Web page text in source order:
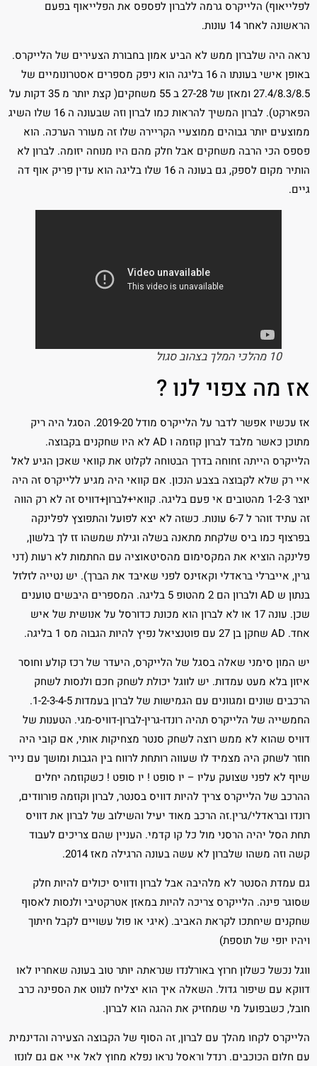
לפלייאוף) הלייקרס גרמה ללברון לפספס את הפלייאוף בפעם
הראשונה לאחר 14 עונות.
נראה היה שלברון ממש לא הביע אמון בחבורת הצעירים של הלייקרס.
באופן אישי בעונתו ה 16 בליגה הוא ניפק מספרים אסטרונומיים של
27.4/8.3/8.5 ומאזן של 27-28 ב 55 משחקים( קצת יותר מ 35 דקות על
הפארקט). לברון המשיך להראות כמו לברון וזה שבעונה ה 16 שלו השיג
ממוצעים יותר גבוהים ממוצעיי הקריירה שלו זה מעורר הערכה. הוא
פספס הכי הרבה משחקים אבל חלק מהם היו מנוחה יזומה. לברון לא
הותיר מקום לספק, גם בעונה ה 16 שלו בליגה הוא עדין פריק אוף דה
גיים.
10 מהלכי המלך בצהוב סגול
אז מה צפוי לנו ?
אז עכשיו אפשר לדבר על הלייקרס מודל 2019-20. הסגל היה ריק
מתוכן כאשר מלבד לברון קוזמה ו AD לא היו שחקנים בקבוצה.
הלייקרס הייתה זחוחה בדרך הבטוחה לקלוט את קוואי שאכן הגיע לאל
איי רק שלא לקבוצה בצבע הנכון. אם קוואי היה מגיע ללייקרס זה היה
יוצר 1-2-3 מהטובים אי פעם בליגה. קוואי+לברון+דוויס זה לא רק הווה
זה עתיד זוהר ל 6-7 עונות. כשזה לא יצא לפועל והתפוצץ לפלינקה
בפרצוף כמו ביס שלקחת מתאנה בשלה וגילת שמשהו זז לך בלשון,
פלינקה הוציא את המקסימום מהסיטאוציה עם החתמות לא רעות (דני
גרין, אייברלי בראדלי וקאזינס לפני שאיבד את הברך). יש נטייה לזלזל
בנתון ש AD ולברון הם 2 מהטופ 5 בליגה. המספרים היבשים טוענים
שכן. עונה 17 או לא לברון הוא מכונת כדורסל על אנושית של איש
אחד. AD שחקן בן 27 עם פוטנציאל נפיץ להיות הגבוה מס 1 בליגה.
יש המון סימני שאלה בסגל של הלייקרס, היעדר של רכז קולע וחוסר
איזון בלא מעט עמדות. יש לווגל יכולת לשחק חכם ולנסות לשחק
הרכבים שונים ומגוונים עם הגמישות של לברון בעמדות 1-2-3-4-5.
החמשייה של הלייקרס תהיה רונדו-גרין-לברון-דוויס-מגי. הטענות של
דוויס שהוא לא ממש רוצה לשחק סנטר מצחיקות אותי, אם קובי היה
חוזר לשחק היה מצמיד לו שעווה רותחת לרווח בין הגבות ומושך עם נייר
שיוף לא לפני שצועק עליו – יו סופט ! יו סופט ! כשקוזמה יחלים
ההרכב של הלייקרס צריך להיות דוויס בסנטר, לברון וקוזמה פורוודים,
רונדו ובראדלי/גרין.זה הרכב מאוד יעיל והשילוב של לברון את דוויס
תחת הסל יהיה הרסני מול כל קו קדמי. העניין שהם צריכים לעבוד
קשה וזה משהו שלברון לא עשה בעונה הרגילה מאז 2014.
גם עמדת הסנטר לא מלהיבה אבל לברון ודוויס יכולים להיות חלק
שסוגר פינה. הלייקרס צריכה להיות במאזן אטרקטיבי ולנסות לאסוף
שחקנים שיחתכו לקראת האביב. (איגי או פול עשויים לקבל חיתוך
ויהיו יופי של תוספת)
ווגל נכשל כשלון חרוץ באורלנדו שנראתה יותר טוב בעונה שאחריו לאו
דווקא עם שיפור גדול. השאלה איך הוא יצליח לנווט את הספינה כרב
חובל, כשבפועל מי שמחזיק את ההגה הוא לברון.
הלייקרס לקחו מהלך עם לברון, זה הסוף של הקבוצה הצעירה והדינמית
עם חלום הכוכבים. רנדל וראסל נראו נפלא מחוץ לאל איי אם גם לונזו